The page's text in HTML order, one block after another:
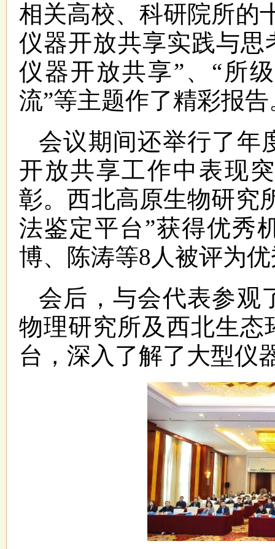
相关高校、科研院所的
仪器开放共享实践与思
仪器开放共享”、“所
流”等主题作了精彩报告
会议期间还举行了年
开放共享工作中表现
彰。西北高原生物研究
法鉴定平台”获得优秀
博、陈涛等8人被评为
会后，与会代表参观
物理研究所及西北生态
台，深入了解了大型仪